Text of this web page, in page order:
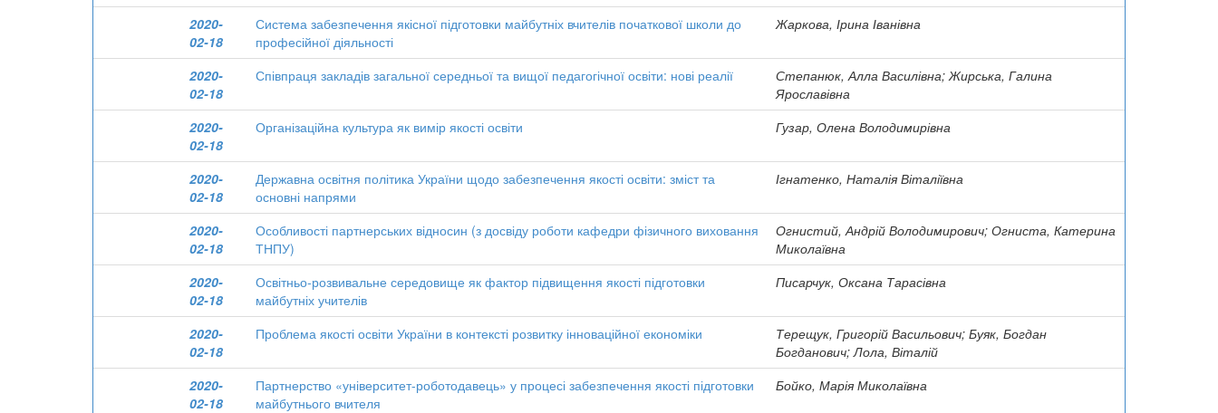
2020-
02-18
Система забезпечення якісної підготовки майбутніх вчителів початкової школи до
професійної діяльності
Жаркова, Ірина Іванівна
2020-
02-18
Співпраця закладів загальної середньої та вищої педагогічної освіти: нові реалії
Степанюк, Алла Василівна; Жирська, Галина
Ярославівна
2020-
02-18
Організаційна культура як вимір якості освіти Гузар, Олена Володимирівна
2020-
02-18
Державна освітня політика України щодо забезпечення якості освіти: зміст та
основні напрями
Ігнатенко, Наталія Віталіївна
2020-
02-18
Особливості партнерських відносин (з досвіду роботи кафедри фізичного виховання
ТНПУ)
Огнистий, Андрій Володимирович; Огниста, Катерина
Миколаївна
2020-
02-18
Освітньо-розвивальне середовище як фактор підвищення якості підготовки
майбутніх учителів
Писарчук, Оксана Тарасівна
2020-
02-18
Проблема якості освіти України в контексті розвитку інноваційної економіки
Терещук, Григорій Васильович; Буяк, Богдан
Богданович; Лола, Віталій
2020-
02-18
Партнерство «університет-роботодавець» у процесі забезпечення якості підготовки
майбутнього вчителя
Бойко, Марія Миколаївна